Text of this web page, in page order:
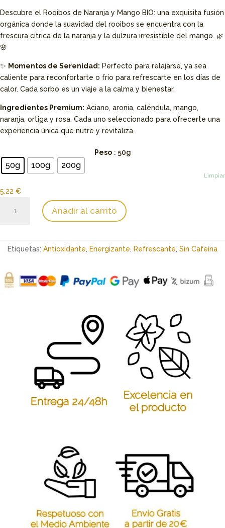
precios:
desde
5,22 €
hasta
Descubre el Rooibos de Naranja y Mango BIO: una exquisita fusión
orgánica donde la suavidad del rooibos se encuentra con la
frescura cítrica de la naranja y la dulzura irresistible del mango. 🌿
🌸
✨ Momentos de Serenidad: Perfecto para relajarse, ya sea
caliente para reconfortarte o frío para refrescarte en los días de
calor. Cada sorbo es un viaje a la calma y bienestar.
Ingredientes Premium: Aciano, aronia, caléndula, mango,
naranja, ortiga y rosa. Cada uno seleccionado para ofrecerte una
experiencia única que nutre y revitaliza.
Peso : 50g
50g 100g 200g
Limpiar
5,22 €
Mango
cantidad
Añadir al carrito
Etiquetas: Antioxidante Energizante Refrescante Sin Cafeína